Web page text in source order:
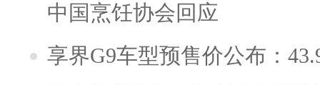
中国烹饪协会回应
享界G9车型预售价公布：